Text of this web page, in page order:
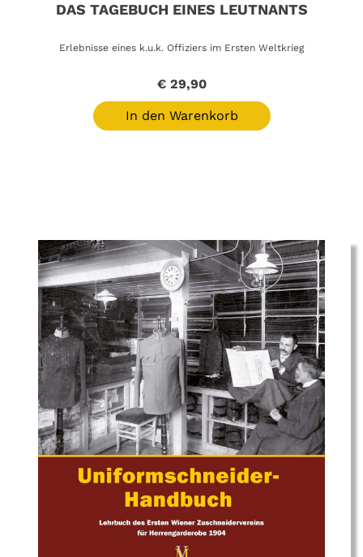
DAS TAGEBUCH EINES LEUTNANTS
Erlebnisse eines k.u.k. Offiziers im Ersten Weltkrieg
€ 29,90
In den Warenkorb